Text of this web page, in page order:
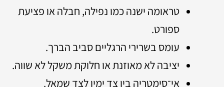
טראומה ישנה כמו נפילה, חבלה או פציעת
ספורט.
עומס בשרירי הרגליים סביב הברך.
יציבה לא מאוזנת או חלוקת משקל לא שווה.
אי־סימטריה בין צד ימין לצד שמאל.